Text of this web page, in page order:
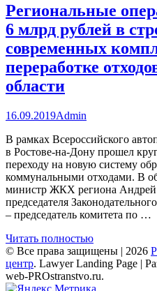
Региональные
6 млрд рублей в
современных
переработке
области
16.09.2019Admin
В рамках Всероссийского
в Ростове-на-Дону прошел
переходу на новую систему
коммунальными отходами. В
министр ЖКХ региона Андрей
председателя
– председатель комитета по …
Читать полностью
© Все права защищены | 2026
центр. Lawyer Landing Page |
web-PROstranstvo.ru.